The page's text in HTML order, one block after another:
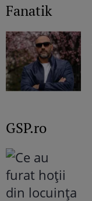
Fanatik
GSP.ro